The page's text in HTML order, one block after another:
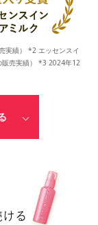
実績） *2 エッセンスイ
販売実績） *3 2024年12